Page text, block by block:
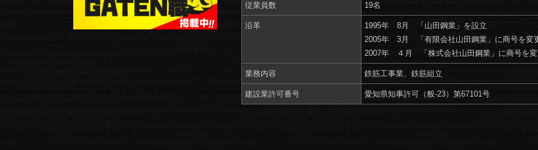
従業員数 19名
沿革
1995年 8月 「山田鋼業」を設立
2005年 3月 「有限会社山田鋼業」に商号を変
2007年 ４月 「株式会社山田鋼業」に商号を
業務内容 鉄筋工事業、鉄筋組立
建設業許可番号 愛知県知事許可（般-23）第67101号